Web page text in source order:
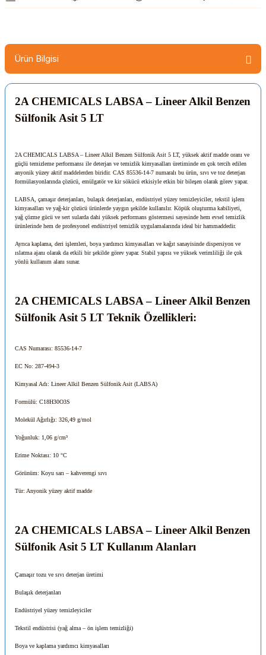
Ürün Bilgisi
2A CHEMICALS LABSA – Lineer Alkil Benzen
Sülfonik Asit 5 LT
2A CHEMICALS LABSA – Lineer Alkil Benzen Sülfonik Asit 5 LT, yüksek aktif madde oranı ve
güçlü temizleme performansı ile deterjan ve temizlik kimyasalları üretiminde en çok tercih edilen
anyonik yüzey aktif maddelerden biridir. CAS 85536-14-7 numaralı bu ürün, sıvı ve toz deterjan
formülasyonlarında çözücü, emülgatör ve kir sökücü etkisiyle etkin bir bileşen olarak görev yapar.
LABSA, çamaşır deterjanları, bulaşık deterjanları, endüstriyel yüzey temizleyiciler, tekstil işlem
kimyasalları ve yağ-kir çözücü ürünlerde yaygın şekilde kullanılır. Köpük oluşturma kabiliyeti,
yağ çözme gücü ve sert sularda dahi yüksek performans göstermesi sayesinde hem evsel temizlik
ürünlerinde hem de profesyonel endüstriyel temizlik uygulamalarında ideal bir hammaddedir.
Ayrıca kaplama, deri işlemleri, boya yardımcı kimyasalları ve kağıt sanayisinde dispersiyon ve
ıslatma ajanı olarak da etkili bir şekilde görev yapar. Stabil yapısı ve yüksek verimliliği ile çok
yönlü kullanım alanı sunar.
2A CHEMICALS LABSA – Lineer Alkil Benzen
Sülfonik Asit 5 LT Teknik Özellikleri:
CAS Numarası: 85536-14-7
EC No: 287-494-3
Kimyasal Adı: Lineer Alkil Benzen Sülfonik Asit (LABSA)
Formülü: C18H30O3S
Molekül Ağırlığı: 326,49 g/mol
Yoğunluk: 1,06 g/cm³
Erime Noktası: 10 °C
Görünüm: Koyu sarı – kahverengi sıvı
Tür: Anyonik yüzey aktif madde
2A CHEMICALS LABSA – Lineer Alkil Benzen
Sülfonik Asit 5 LT Kullanım Alanları
Çamaşır tozu ve sıvı deterjan üretimi
Bulaşık deterjanları
Endüstriyel yüzey temizleyiciler
Tekstil endüstrisi (yağ alma – ön işlem temizliği)
Boya ve kaplama yardımcı kimyasalları